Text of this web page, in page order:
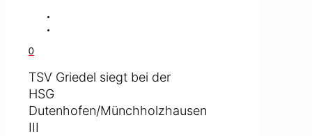
0
TSV Griedel siegt bei der
HSG
Dutenhofen/Münchholzhausen
III